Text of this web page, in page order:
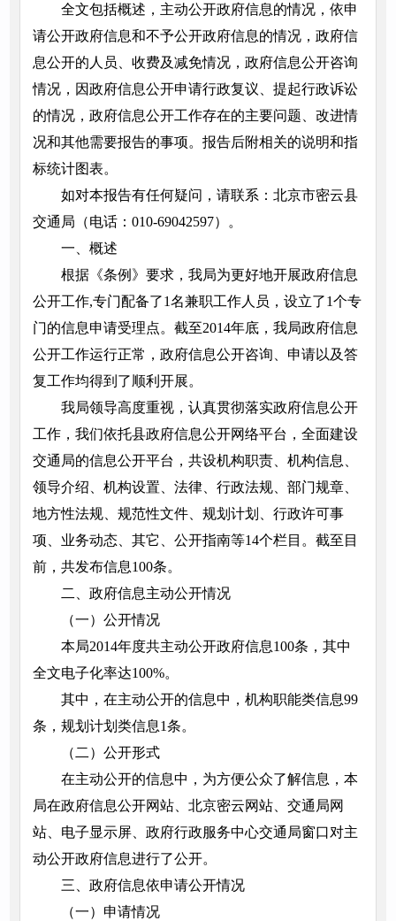
全文包括概述，主动公开政府信息的情况，依申
请公开政府信息和不予公开政府信息的情况，政府信
息公开的人员、收费及减免情况，政府信息公开咨询
情况，因政府信息公开申请行政复议、提起行政诉讼
的情况，政府信息公开工作存在的主要问题、改进情
况和其他需要报告的事项。报告后附相关的说明和指
标统计图表。
如对本报告有任何疑问，请联系：北京市密云县
交通局（电话：010-69042597）。
一、概述
根据《条例》要求，我局为更好地开展政府信息
公开工作,专门配备了1名兼职工作人员，设立了1个专
门的信息申请受理点。截至2014年底，我局政府信息
公开工作运行正常，政府信息公开咨询、申请以及答
复工作均得到了顺利开展。
我局领导高度重视，认真贯彻落实政府信息公开
工作，我们依托县政府信息公开网络平台，全面建设
交通局的信息公开平台，共设机构职责、机构信息、
领导介绍、机构设置、法律、行政法规、部门规章、
地方性法规、规范性文件、规划计划、行政许可事
项、业务动态、其它、公开指南等14个栏目。截至目
前，共发布信息100条。
二、政府信息主动公开情况
（一）公开情况
本局2014年度共主动公开政府信息100条，其中
全文电子化率达100%。
其中，在主动公开的信息中，机构职能类信息99
条，规划计划类信息1条。
（二）公开形式
在主动公开的信息中，为方便公众了解信息，本
局在政府信息公开网站、北京密云网站、交通局网
站、电子显示屏、政府行政服务中心交通局窗口对主
动公开政府信息进行了公开。
三、政府信息依申请公开情况
（一）申请情况